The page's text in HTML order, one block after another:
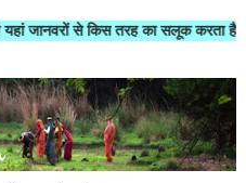
किस तरह का सलूक करता है"- मोहनदास